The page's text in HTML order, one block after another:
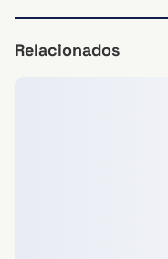
Relacionados